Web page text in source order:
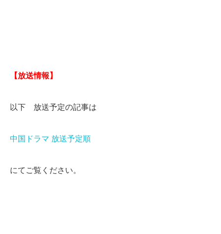
【放送情報】
以下 放送予定の記事は
中国ドラマ 放送予定順
にてご覧ください。